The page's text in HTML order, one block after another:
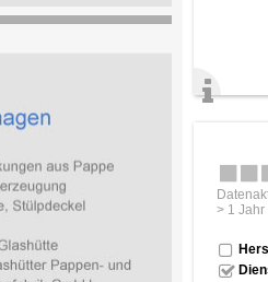
> 1 Jahr